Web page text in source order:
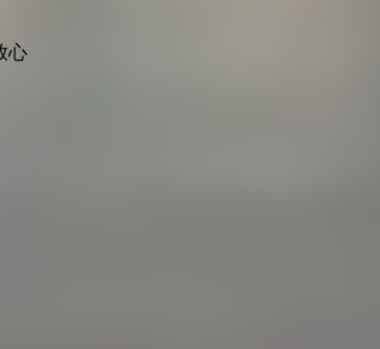
心